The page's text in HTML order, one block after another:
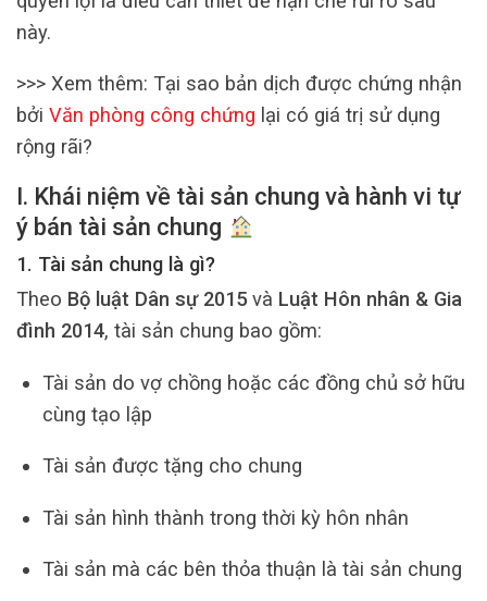
này.
>>> Xem thêm: Tại sao bản dịch được chứng nhận
bởi Văn phòng công chứng lại có giá trị sử dụng
rộng rãi?
I. Khái niệm về tài sản chung và hành vi tự
ý bán tài sản chung
1. Tài sản chung là gì?
Theo Bộ luật Dân sự 2015và Luật Hôn nhân & Gia
đình 2014, tài sản chung bao gồm:
Tài sản do vợ chồng hoặc các đồng chủ sở hữu
cùng tạo lập
Tài sản được tặng cho chung
Tài sản hình thành trong thời kỳ hôn nhân
Tài sản mà các bên thỏa thuận là tài sản chung